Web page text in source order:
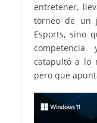
entretener,
torneo de un
Esports, sino
catapultó a lo
pero que